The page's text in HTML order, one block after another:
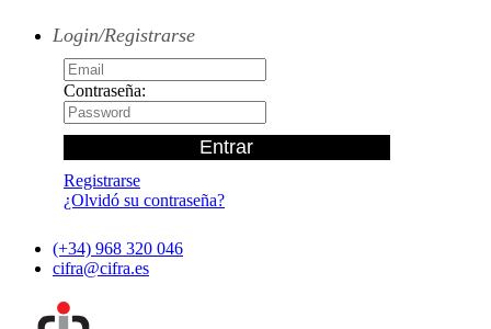
Login/Registrarse
Contraseña:
Registrarse
¿Olvidó su contraseña?
(+34) 968 320 046
cifra@cifra.es